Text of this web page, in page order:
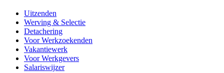
Uitzenden
Werving & Selectie
Detachering
Voor Werkzoekenden
Vakantiewerk
Voor Werkgevers
Salariswijzer